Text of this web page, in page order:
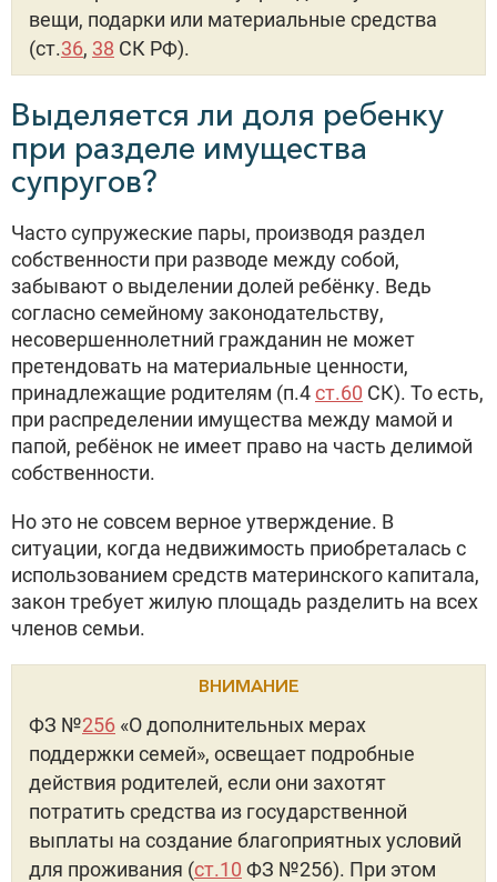
вещи, подарки или материальные средства
(ст.36, 38 СК РФ).
Выделяется ли доля ребенку
при разделе имущества
супругов?
Часто супружеские пары, производя раздел
собственности при разводе между собой,
забывают о выделении долей ребёнку. Ведь
согласно семейному законодательству,
несовершеннолетний гражданин не может
претендовать на материальные ценности,
принадлежащие родителям (п.4ст.60 СК). То есть,
при распределении имущества между мамой и
папой, ребёнок не имеет право на часть делимой
собственности.
Но это не совсем верное утверждение. В
ситуации, когда недвижимость приобреталась с
использованием средств материнского капитала,
закон требует жилую площадь разделить на всех
членов семьи.
ВНИМАНИЕ
ФЗ №256 «О дополнительных мерах
поддержки семей», освещает подробные
действия родителей, если они захотят
потратить средства из государственной
выплаты на создание благоприятных условий
для проживания (ст.10 ФЗ №256). При этом